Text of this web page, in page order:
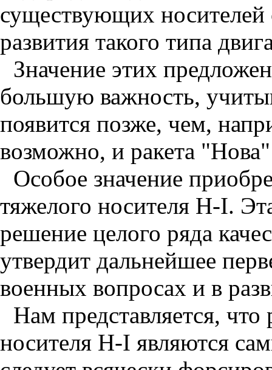
существующих
развития такого типа
Значение этих
большую важность,
появится позже, чем,
возможно, и ракета
Особое значение
тяжелого носителя Н-I.
решение целого ряда
утвердит дальнейшее
военных вопросах и в
Нам представляется,
носителя Н-I являются